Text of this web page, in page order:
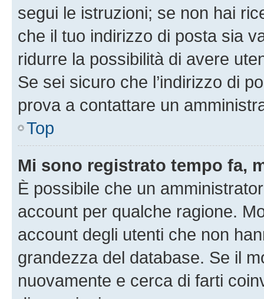
segui le istruzioni; se non hai
che il tuo indirizzo di posta sia
ridurre la possibilità di avere
Se sei sicuro che l’indirizzo di
prova a contattare un
Top
Mi sono registrato tempo fa,
È possibile che un
account per qualche ragione.
account degli utenti che non
grandezza del database. Se il
nuovamente e cerca di farti